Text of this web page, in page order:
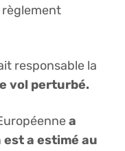
règlement
responsable la
vol perturbé.
a
a estimé au